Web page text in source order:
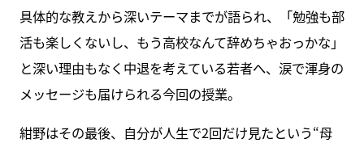
具体的な教えから深いテーマまでが語られ、「勉強も部
活も楽しくないし、もう高校なんて辞めちゃおっかな」
と深い理由もなく中退を考えている若者へ、涙で渾身の
メッセージも届けられる今回の授業。
紺野はその最後、自分が人生で2回だけ見たという“母